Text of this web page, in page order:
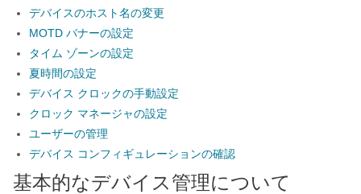
デバイスのホスト名の変更
MOTD バナーの設定
タイム ゾーンの設定
夏時間の設定
デバイス クロックの手動設定
クロック マネージャの設定
ユーザーの管理
デバイス コンフィギュレーションの確認
基本的なデバイス管理について